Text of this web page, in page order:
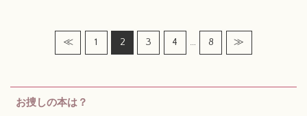
≪ 1 2 3 4 … 8 ≫
お捜しの本は？